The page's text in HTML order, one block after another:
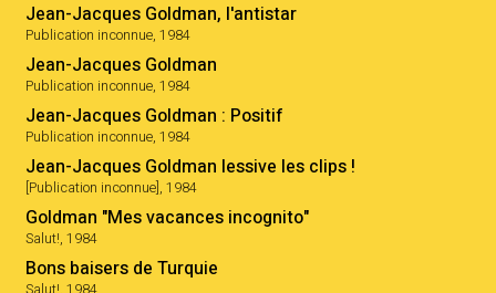
Jean-Jacques Goldman, l'antistar
Publication inconnue, 1984
Jean-Jacques Goldman
Publication inconnue, 1984
Jean-Jacques Goldman : Positif
Publication inconnue, 1984
Jean-Jacques Goldman lessive les clips !
[Publication inconnue], 1984
Goldman "Mes vacances incognito"
Salut!, 1984
Bons baisers de Turquie